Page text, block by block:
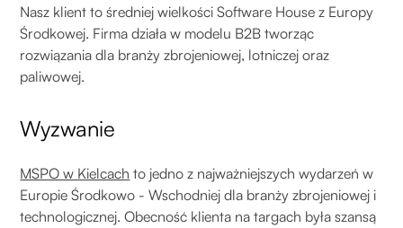
Nasz klient to średniej wielkości Software House z Europy
Środkowej. Firma działa w modelu B2B tworząc
rozwiązania dla branży zbrojeniowej, lotniczej oraz
paliwowej.
Wyzwanie
MSPO w Kielcach to jedno z najważniejszych wydarzeń w
Europie Środkowo - Wschodniej dla branży zbrojeniowej i
technologicznej. Obecność klienta na targach była szansą